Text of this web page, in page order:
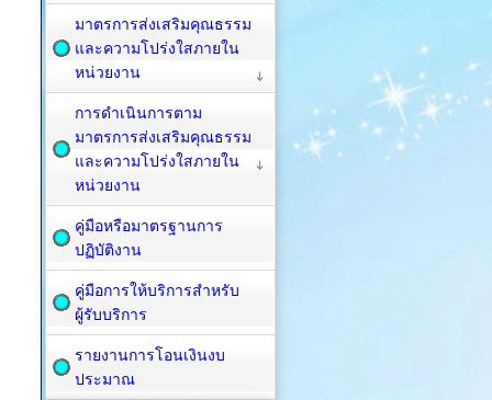
มาตรการส่งเสริมคุณธรรม
และความโปร่งใสภายใน
หน่วยงาน
การดำเนินการตาม
มาตรการส่งเสริมคุณธรรม
และความโปร่งใสภายใน
หน่วยงาน
คู่มือหรือมาตรฐานการ
ปฏิบัติงาน
คู่มือการให้บริการสำหรับ
ผู้รับบริการ
รายงานการโอนเงินงบ
ประมาณ